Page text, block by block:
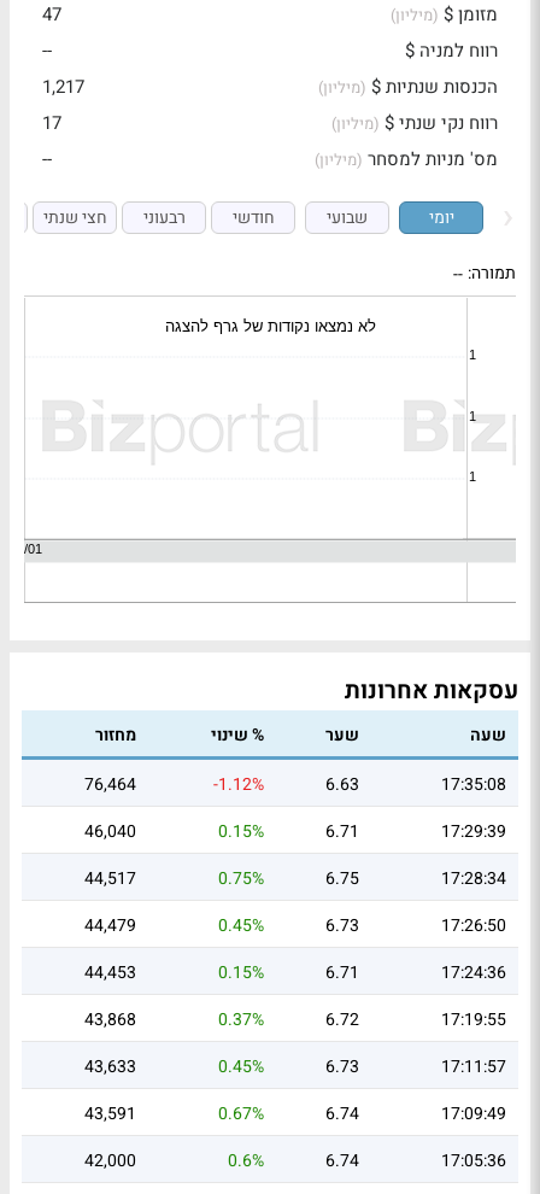
מזומן $ (מיליון)
47
רווח למניה $
--
הכנסות שנתיות $ (מיליון)
1,217
רווח נקי שנתי $ (מיליון)
17
מס' מניות למסחר (מיליון) --
יומי שבועי חודשי רבעוני חצי שנתי
תמורה: --
עסקאות אחרונות
שעה שער % שינוי
מחזור
17:35:08
6.63
-1.12%
76,464
17:29:39
6.71
0.15%
46,040
17:28:34
6.75
0.75%
44,517
17:26:50
6.73
0.45%
44,479
17:24:36
6.71
0.15%
44,453
17:19:55
6.72
0.37%
43,868
17:11:57
6.73
0.45%
43,633
17:09:49
6.74
0.67%
43,591
17:05:36
6.74
0.6%
42,000